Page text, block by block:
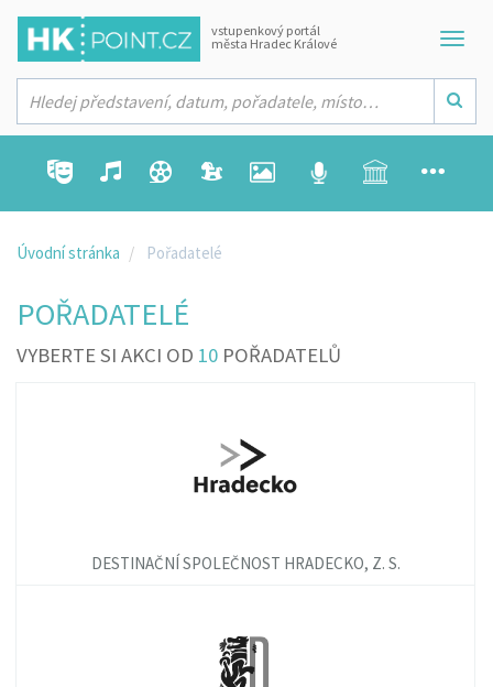
vstupenkový portál
města Hradec Králové
Úvodní stránka Pořadatelé
POŘADATELÉ
VYBERTE SI AKCI OD 10 POŘADATELŮ
DESTINAČNÍ SPOLEČNOST HRADECKO, Z. S.